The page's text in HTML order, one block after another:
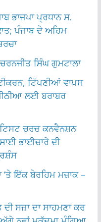
ਭਾਜਪਾ ਪ੍ਰਧਾਨ ਸ.
ਪੰਜਾਬ ਦੇ ਅਹਿਮ
ਸਿੰਘ ਗੁਮਟਾਲਾ
ਟਿੱਪਣੀਆਂ ਵਾਪਸ
ਲਈ ਬਰਾਬਰ
ਚਰਚ ਕਨਵੈਨਸ਼ਨ
ਭਾਈਚਾਰੇ ਦੀ
‘ਤੇ ਇੱਕ ਬੇਰਹਿਮ ਮਜ਼ਾਕ –
ਸਜ਼ਾ ਦਾ ਸਾਹਮਣਾ ਕਰ